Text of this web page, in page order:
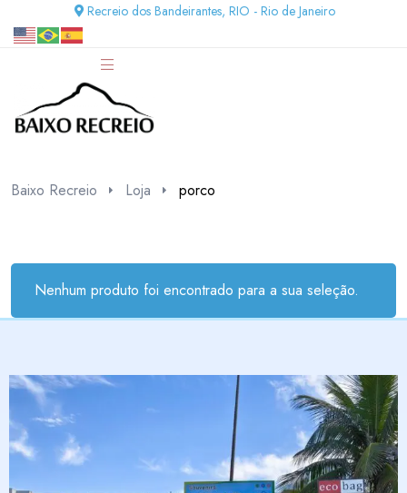
Recreio dos Bandeirantes, RIO - Rio de Janeiro
Baixo Recreio Loja porco
Nenhum produto foi encontrado para a sua seleção.